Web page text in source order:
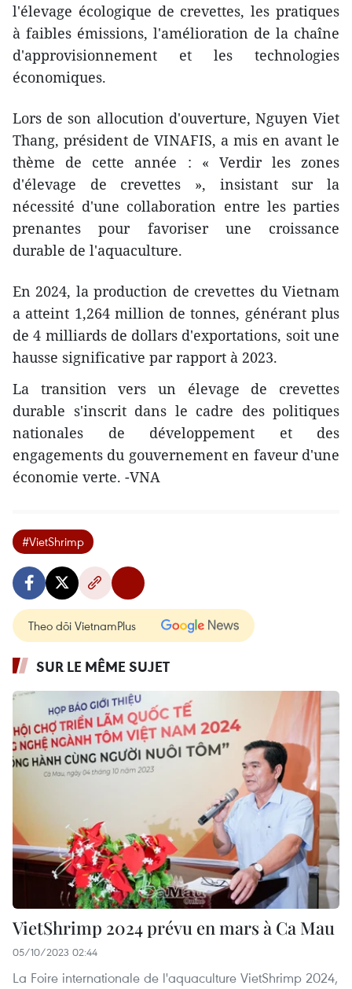
l'élevage écologique de crevettes, les pratiques
à faibles émissions, l'amélioration de la chaîne
d'approvisionnement et les technologies
économiques.
Lors de son allocution d'ouverture, Nguyen Viet
Thang, président de VINAFIS, a mis en avant le
thème de cette année : « Verdir les zones
d'élevage de crevettes », insistant sur la
nécessité d'une collaboration entre les parties
prenantes pour favoriser une croissance
durable de l'aquaculture.
En 2024, la production de crevettes du Vietnam
a atteint 1,264 million de tonnes, générant plus
de 4 milliards de dollars d'exportations, soit une
hausse significative par rapport à 2023.
La transition vers un élevage de crevettes
durable s'inscrit dans le cadre des politiques
nationales de développement et des
engagements du gouvernement en faveur d'une
économie verte. -VNA
#VietShrimp
Theo dõi VietnamPlus
SUR LE MÊME SUJET
VietShrimp 2024 prévu en mars à Ca Mau
05/10/2023 02:44
La Foire internationale de l'aquaculture VietShrimp 2024,